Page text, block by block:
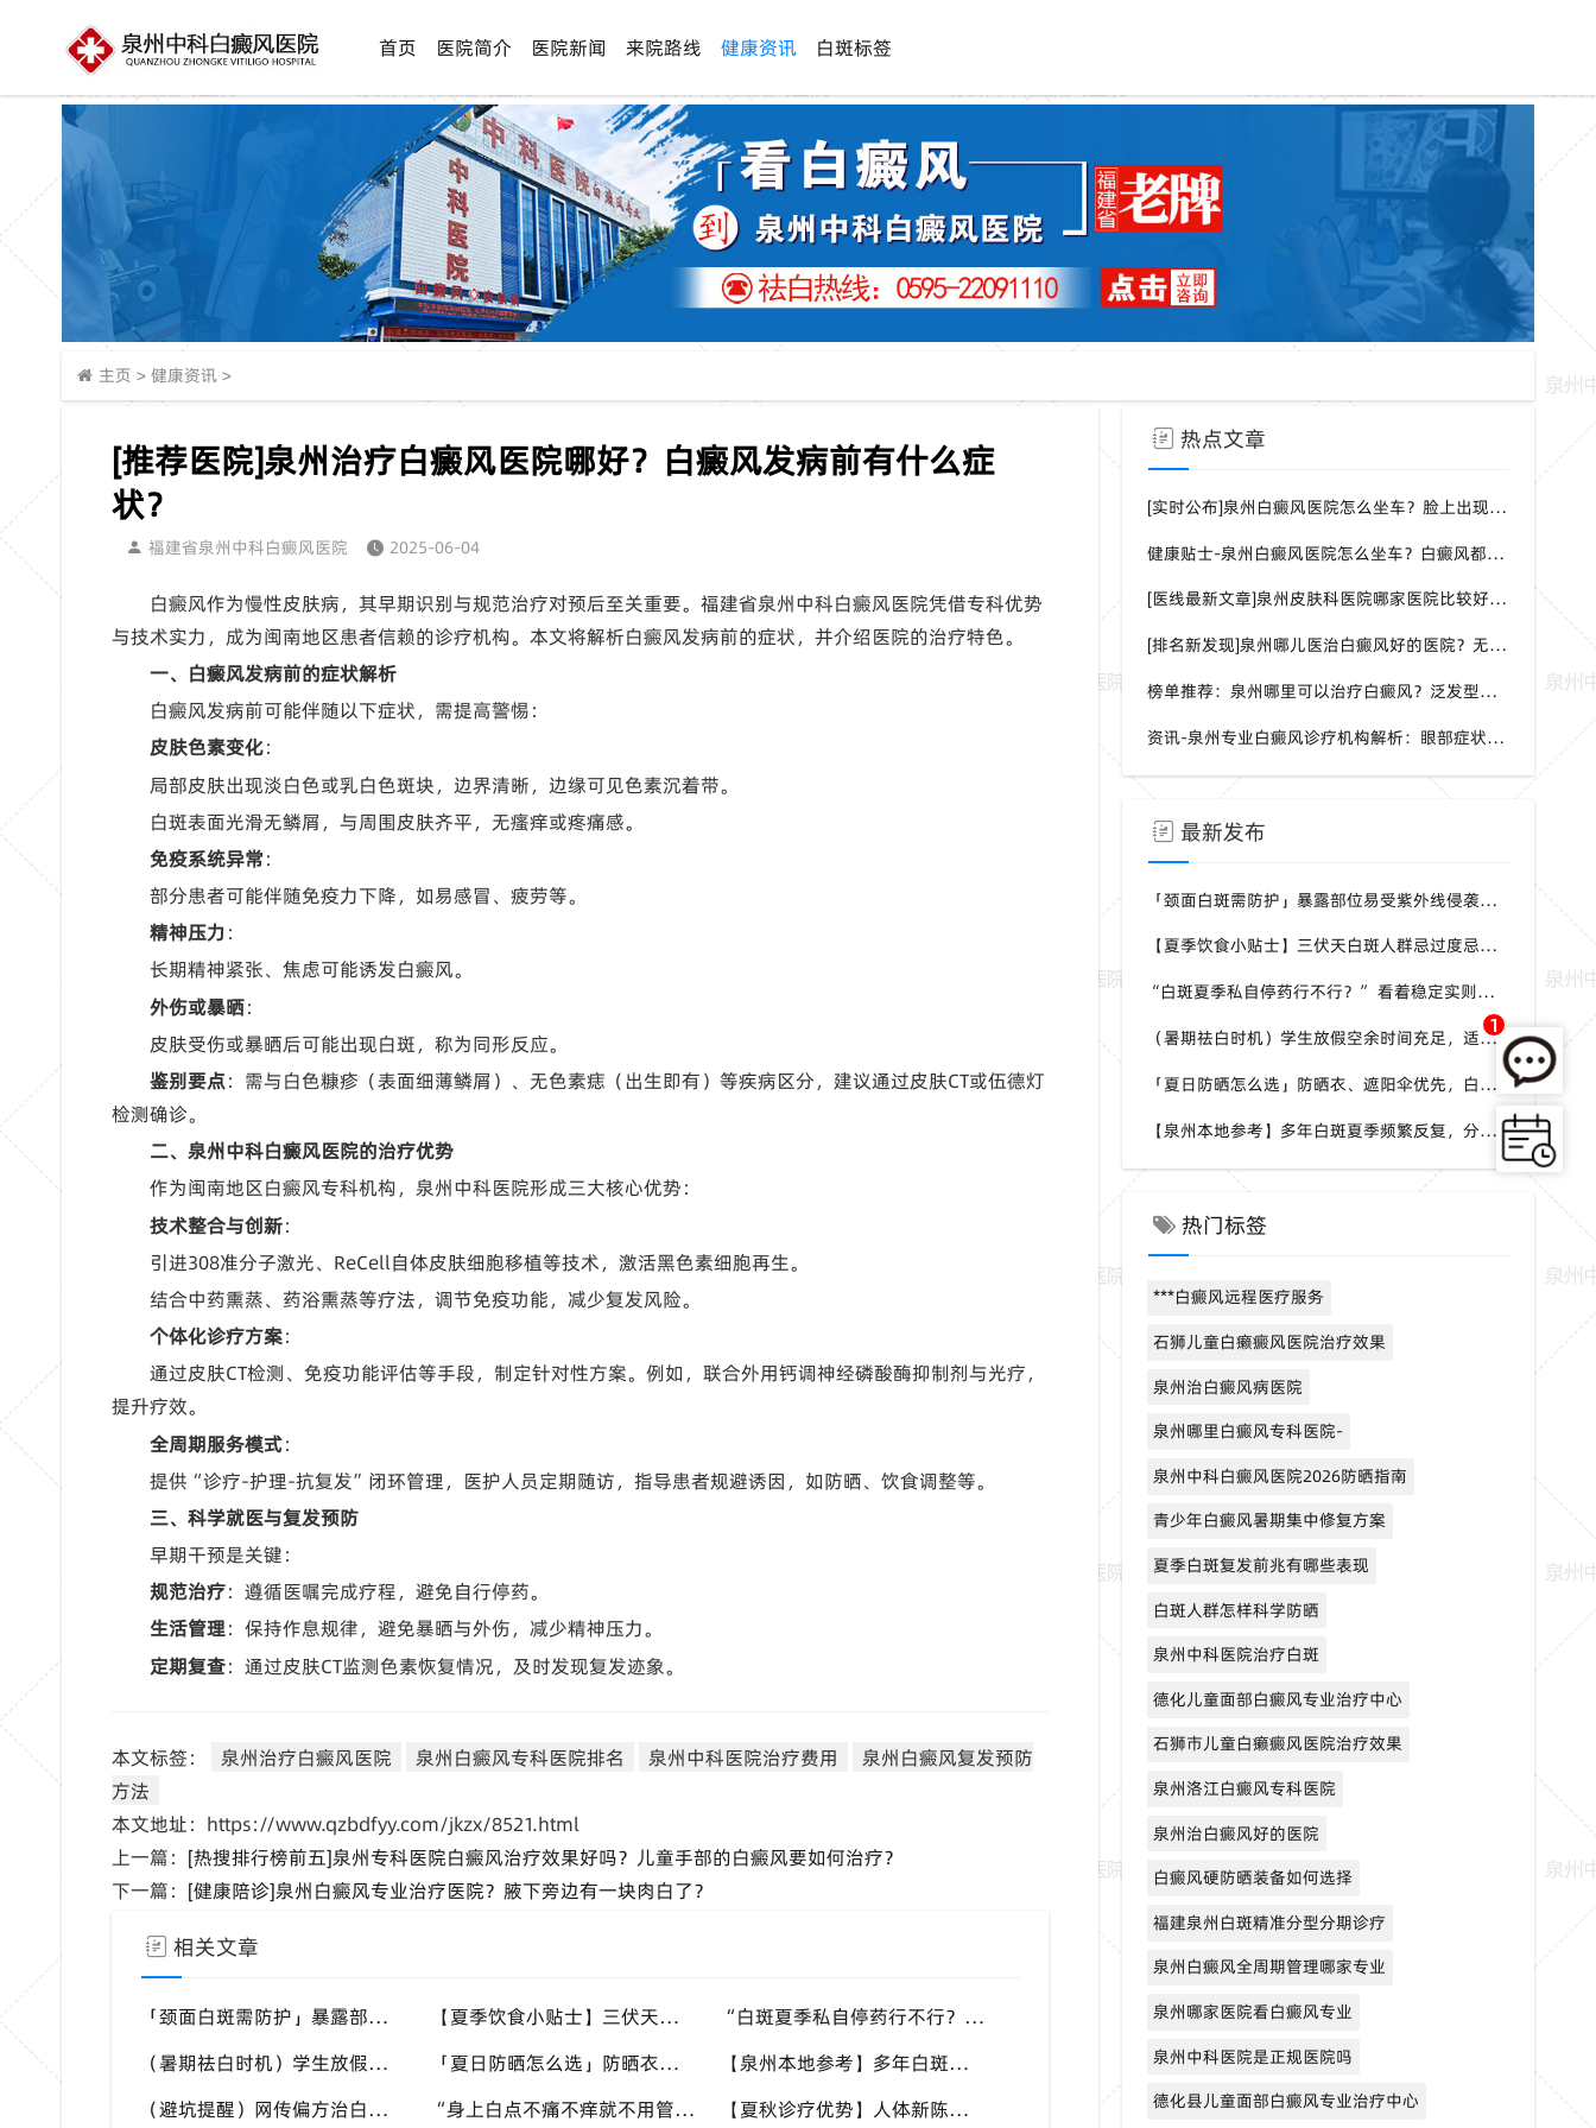
首页 医院简介 医院新闻 来院路线 健康资讯 白斑标签
主页 > 健康资讯 >
[推荐医院]泉州治疗白癜风医院哪好？白癜风发病前有什么症
状？
福建省泉州中科白癜风医院 2025-06-04
白癜风作为慢性皮肤病，其早期识别与规范治疗对预后至关重要。福建省泉州中科白癜风医院凭借专科优势
与技术实力，成为闽南地区患者信赖的诊疗机构。本文将解析白癜风发病前的症状，并介绍医院的治疗特色。
一、白癜风发病前的症状解析
白癜风发病前可能伴随以下症状，需提高警惕：
皮肤色素变化：
局部皮肤出现淡白色或乳白色斑块，边界清晰，边缘可见色素沉着带。
白斑表面光滑无鳞屑，与周围皮肤齐平，无瘙痒或疼痛感。
免疫系统异常：
部分患者可能伴随免疫力下降，如易感冒、疲劳等。
精神压力：
长期精神紧张、焦虑可能诱发白癜风。
外伤或暴晒：
皮肤受伤或暴晒后可能出现白斑，称为同形反应。
鉴别要点：需与白色糠疹（表面细薄鳞屑）、无色素痣（出生即有）等疾病区分，建议通过皮肤CT或伍德灯
检测确诊。
二、泉州中科白癜风医院的治疗优势
作为闽南地区白癜风专科机构，泉州中科医院形成三大核心优势：
技术整合与创新：
引进308准分子激光、ReCell自体皮肤细胞移植等技术，激活黑色素细胞再生。
结合中药熏蒸、药浴熏蒸等疗法，调节免疫功能，减少复发风险。
个体化诊疗方案：
通过皮肤CT检测、免疫功能评估等手段，制定针对性方案。例如，联合外用钙调神经磷酸酶抑制剂与光疗，
提升疗效。
全周期服务模式：
提供“诊疗-护理-抗复发”闭环管理，医护人员定期随访，指导患者规避诱因，如防晒、饮食调整等。
三、科学就医与复发预防
早期干预是关键：
规范治疗：遵循医嘱完成疗程，避免自行停药。
生活管理：保持作息规律，避免暴晒与外伤，减少精神压力。
定期复查：通过皮肤CT监测色素恢复情况，及时发现复发迹象。
本文标签： 泉州治疗白癜风医院 泉州白癜风专科医院排名 泉州中科医院治疗费用
泉州白癜风复发预防
方法
本文地址：https://www.qzbdfyy.com/jkzx/8521.html
上一篇： [热搜排行榜前五]泉州专科医院白癜风治疗效果好吗？儿童手部的白癜风要如何治疗？
下一篇： [健康陪诊]泉州白癜风专业治疗医院？腋下旁边有一块肉白了？
相关文章
「颈面白斑需防护」暴露部位易受紫外线侵袭，夏季白斑优先护好头颈手背，泉州中科白癜风医院给出防护建议 【夏季饮食小贴士】三伏天白斑人群忌过度忌口，均衡补充营养，泉州中科白癜风医院科普白斑人群夏日饮食原则
“白斑夏季私自停药行不行？” 看着稳定实则黑素细胞脆弱，泉州中科白癜风医院提醒切勿自行中断干预
（暑期祛白时机）学生放假空余时间充足，适合白斑系统调理，泉州中科白癜风医院暑期白斑就诊可提前了解
「夏日防晒怎么选」防晒衣、遮阳伞优先，白斑部位慎用刺激性防晒，泉州中科白癜风医院分享硬核防晒思路
【泉州本地参考】多年白斑夏季频繁反复，分不清稳定还是进展期，泉州中科白癜风医院可做白斑专项检测
（避坑提醒）网传偏方治白斑别轻信！高温季盲目外敷易灼伤肌肤，泉州中科白癜风医院倡导规范诊疗
“身上白点不痛不痒就不用管？” 白癜风早期症状隐蔽，泉州中科白癜风医院提醒切勿忽视微小白斑 【夏秋诊疗优势】人体新陈代谢旺盛，抓住复色良机，泉州中科白癜风医院为泉州白癜风患者定制调理方案
热点文章
[实时公布]泉州白癜风医院怎么坐车？脸上出现白点是什么病？
健康贴士-泉州白癜风医院怎么坐车？白癜风都是哪种症状呢？
[医线最新文章]泉州皮肤科医院哪家医院比较好？身上一片白一片白是怎么回事？
[排名新发现]泉州哪儿医治白癜风好的医院？无症状能检测白癜风吗？
榜单推荐：泉州哪里可以治疗白癜风？泛发型白癜风怎样治疗效果会更好？
资讯-泉州专业白癜风诊疗机构解析：眼部症状识别与科学干预方案
最新发布
「颈面白斑需防护」暴露部位易受紫外线侵袭，夏季白斑优先护好头颈手背，泉州中科白癜风医院给出防护建议
【夏季饮食小贴士】三伏天白斑人群忌过度忌口，均衡补充营养，泉州中科白癜风医院科普白斑人群夏日饮食原则
“白斑夏季私自停药行不行？” 看着稳定实则黑素细胞脆弱，泉州中科白癜风医院提醒切勿自行中断干预
（暑期祛白时机）学生放假空余时间充足，适合白斑系统调理，泉州中科白癜风医院暑期白斑就诊可提前了解
「夏日防晒怎么选」防晒衣、遮阳伞优先，白斑部位慎用刺激性防晒，泉州中科白癜风医院分享硬核防晒思路
【泉州本地参考】多年白斑夏季频繁反复，分不清稳定还是进展期，泉州中科白癜风医院可做白斑专项检测
热门标签
***白癜风远程医疗服务
石狮儿童白癞癜风医院治疗效果
泉州治白癜风病医院
泉州哪里白癜风专科医院-
泉州中科白癜风医院2026防晒指南
青少年白癜风暑期集中修复方案
夏季白斑复发前兆有哪些表现
白斑人群怎样科学防晒
泉州中科医院治疗白斑
德化儿童面部白癜风专业治疗中心
石狮市儿童白癞癜风医院治疗效果
泉州洛江白癜风专科医院
泉州治白癜风好的医院
白癜风硬防晒装备如何选择
福建泉州白斑精准分型分期诊疗
泉州白癜风全周期管理哪家专业
泉州哪家医院看白癜风专业
泉州中科医院是正规医院吗
德化县儿童面部白癜风专业治疗中心
1